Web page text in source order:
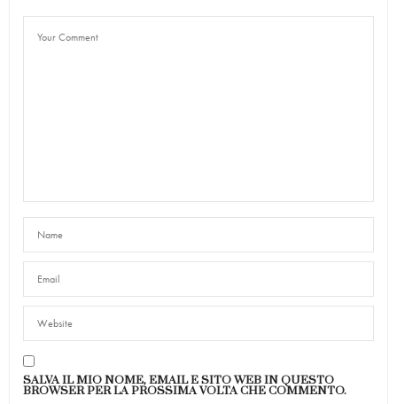
SALVA IL MIO NOME, EMAIL E SITO WEB IN QUESTO
BROWSER PER LA PROSSIMA VOLTA CHE COMMENTO.